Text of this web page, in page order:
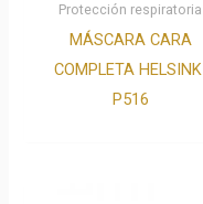
Protección respiratoria
MÁSCARA CARA
COMPLETA HELSINKI
P516